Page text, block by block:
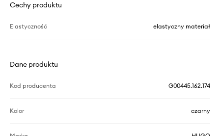
Cechy produktu
Elastyczność elastyczny materiał
Dane produktu
Kod producenta G00445.162.174
Kolor czarny